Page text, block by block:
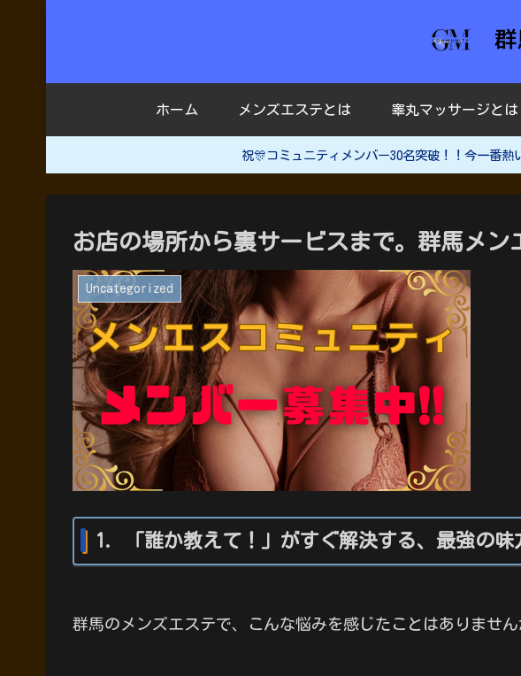
ホーム メンズエステとは 睾丸マッサージとは
祝🎊コミュニティメンバー30名突破！！今一番
お店の場所から裏サービスまで。群馬メ
Uncategorized
1. 「誰か教えて！」がすぐ解決する、最強の味
群馬のメンズエステで、こんな悩みを感じたことはありません